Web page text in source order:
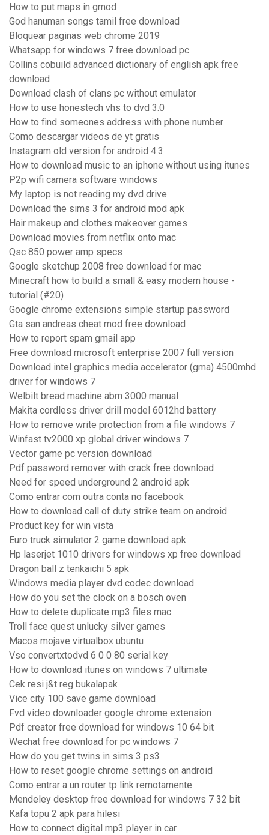
How to put maps in gmod
God hanuman songs tamil free download
Bloquear paginas web chrome 2019
Whatsapp for windows 7 free download pc
Collins cobuild advanced dictionary of english apk free
download
Download clash of clans pc without emulator
How to use honestech vhs to dvd 3.0
How to find someones address with phone number
Como descargar videos de yt gratis
Instagram old version for android 4.3
How to download music to an iphone without using itunes
P2p wifi camera software windows
My laptop is not reading my dvd drive
Download the sims 3 for android mod apk
Hair makeup and clothes makeover games
Download movies from netflix onto mac
Qsc 850 power amp specs
Google sketchup 2008 free download for mac
Minecraft how to build a small & easy modern house -
tutorial (#20)
Google chrome extensions simple startup password
Gta san andreas cheat mod free download
How to report spam gmail app
Free download microsoft enterprise 2007 full version
Download intel graphics media accelerator (gma) 4500mhd
driver for windows 7
Welbilt bread machine abm 3000 manual
Makita cordless driver drill model 6012hd battery
How to remove write protection from a file windows 7
Winfast tv2000 xp global driver windows 7
Vector game pc version download
Pdf password remover with crack free download
Need for speed underground 2 android apk
Como entrar com outra conta no facebook
How to download call of duty strike team on android
Product key for win vista
Euro truck simulator 2 game download apk
Hp laserjet 1010 drivers for windows xp free download
Dragon ball z tenkaichi 5 apk
Windows media player dvd codec download
How do you set the clock on a bosch oven
How to delete duplicate mp3 files mac
Troll face quest unlucky silver games
Macos mojave virtualbox ubuntu
Vso convertxtodvd 6 0 0 80 serial key
How to download itunes on windows 7 ultimate
Cek resi j&t reg bukalapak
Vice city 100 save game download
Fvd video downloader google chrome extension
Pdf creator free download for windows 10 64 bit
Wechat free download for pc windows 7
How do you get twins in sims 3 ps3
How to reset google chrome settings on android
Como entrar a un router tp link remotamente
Mendeley desktop free download for windows 7 32 bit
Kafa topu 2 apk para hilesi
How to connect digital mp3 player in car